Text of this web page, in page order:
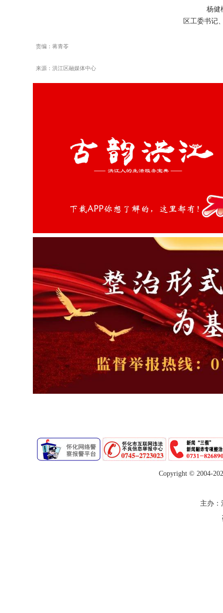
杨健
区工委书记
责编：蒋青苓
来源：洪江区融媒体中心
Copyright © 2004-
主办：